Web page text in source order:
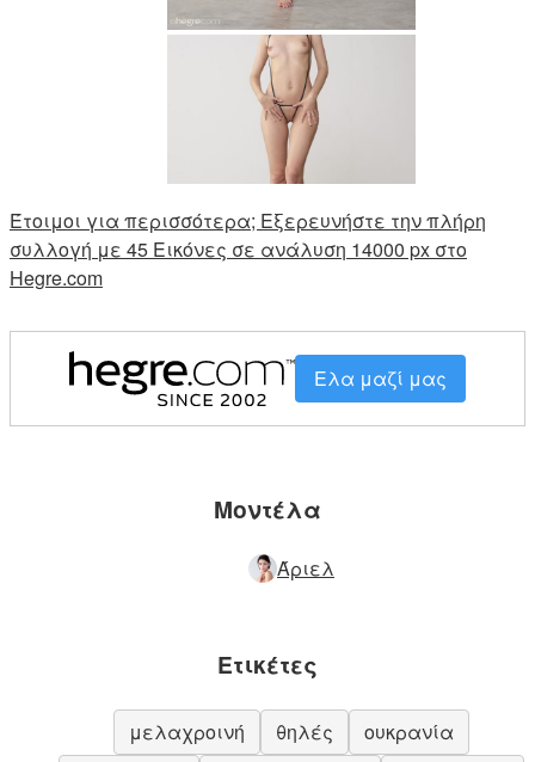
Έτοιμοι για περισσότερα; Εξερευνήστε την πλήρη
συλλογή με 45 Εικόνες σε ανάλυση 14000 px στο
Hegre.com
Ελα μαζί μας
Μοντέλα
Άριελ
Ετικέτες
μελαχροινή θηλές
ουκρανία